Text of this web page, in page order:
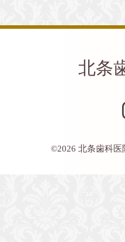
北条
©2026 北条歯科医